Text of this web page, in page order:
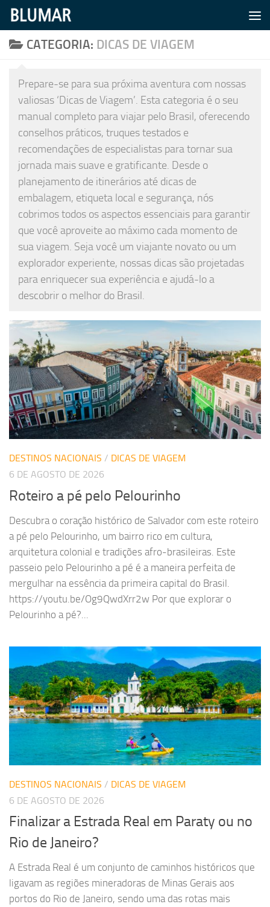
Skip to content
CATEGORIA: DICAS DE VIAGEM
Prepare-se para sua próxima aventura com nossas
valiosas ‘Dicas de Viagem’. Esta categoria é o seu
manual completo para viajar pelo Brasil, oferecendo
conselhos práticos, truques testados e
recomendações de especialistas para tornar sua
jornada mais suave e gratificante. Desde o
planejamento de itinerários até dicas de
embalagem, etiqueta local e segurança, nós
cobrimos todos os aspectos essenciais para garantir
que você aproveite ao máximo cada momento de
sua viagem. Seja você um viajante novato ou um
explorador experiente, nossas dicas são projetadas
para enriquecer sua experiência e ajudá-lo a
descobrir o melhor do Brasil.
DESTINOS NACIONAIS / DICAS DE VIAGEM
6 DE AGOSTO DE 2026
Roteiro a pé pelo Pelourinho
Descubra o coração histórico de Salvador com este roteiro
a pé pelo Pelourinho, um bairro rico em cultura,
arquitetura colonial e tradições afro-brasileiras. Este
passeio pelo Pelourinho a pé é a maneira perfeita de
mergulhar na essência da primeira capital do Brasil.
https://youtu.be/Og9QwdXrr2w Por que explorar o
Pelourinho a pé?...
DESTINOS NACIONAIS / DICAS DE VIAGEM
6 DE AGOSTO DE 2026
Finalizar a Estrada Real em Paraty ou no
Rio de Janeiro?
A Estrada Real é um conjunto de caminhos históricos que
ligavam as regiões mineradoras de Minas Gerais aos
portos do Rio de Janeiro, sendo uma das rotas mais